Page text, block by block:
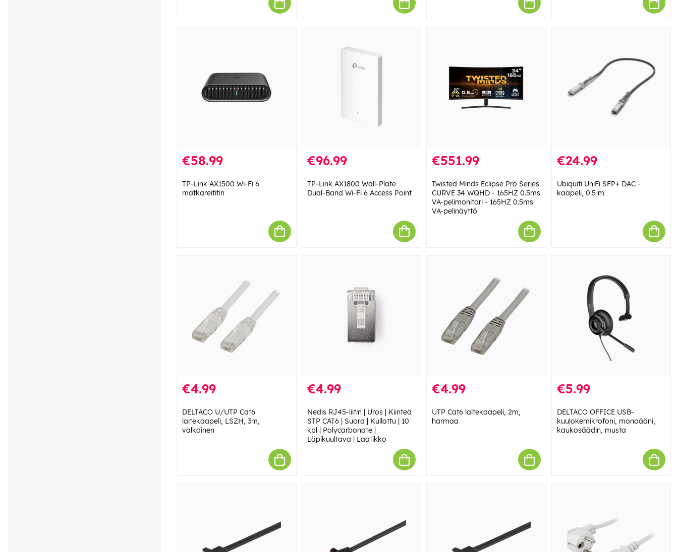
€58.99
TP-Link AX1500 Wi-Fi 6
matkareititin
€96.99
TP-Link AX1800 Wall-Plate
Dual-Band Wi-Fi 6 Access Point
€551.99
Twisted Minds Eclipse Pro Series
CURVE 34 WQHD - 165HZ 0.5ms
VA-pelimonitori - 165HZ 0.5ms
VA-pelinäyttö
€24.99
Ubiquiti UniFi SFP+ DAC -
kaapeli, 0.5 m
€4.99
DELTACO U/UTP Cat6
laitekaapeli, LSZH, 3m,
valkoinen
€4.99
Nedis RJ45-liitin | Uros | Kiinteä
STP CAT6 | Suora | Kullattu | 10
kpl | Polycarbonate |
Läpikuultava | Laatikko
€4.99
UTP Cat6 laitekaapeli, 2m,
harmaa
€5.99
DELTACO OFFICE USB-
kuulokemikrofoni, monoääni,
kaukosäädin, musta